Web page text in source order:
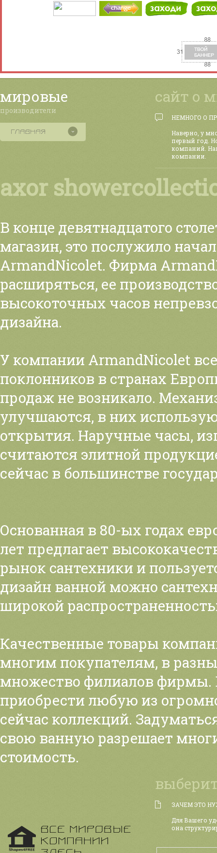
мировые
производители
сайт о
НЕМНОГО О
Наверно, у
первый год.
компаний.
компании.
axor
В конце девятнадцатого
магазин, это послужило
ArmandNicolet. Фирма
расширяться, ее
высокоточных часов
дизайна.
У компании ArmandNicolet
поклонников в странах
продаж не возникало.
улучшаются, в них
открытия. Наручные часы,
считаются элитной
сейчас в большинстве
Основанная в 80-ых годах
лет предлагает
рынок сантехники и
дизайн ванной можно
широкой
Качественные товары
многим покупателям, в
множество филиалов фирмы.
приобрести любую из
сейчас коллекций.
свою ванную разрешает
стоимость.
ЗАЧЕМ ЭТО
Для Вашего
она